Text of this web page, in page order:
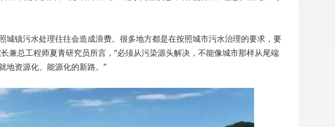
镇污水处理往往会造成浪费。很多地方都是在按照城市污水治理的要求，要
总工程师夏青研究员所言，“必须从污染源头解决，不能像城市那样从尾端
地资源化、能源化的新路。”